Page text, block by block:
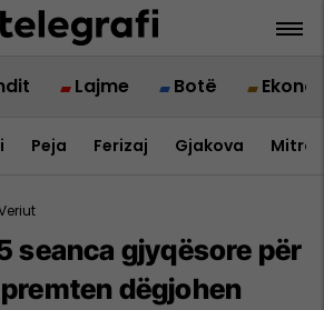
Lajme Botë
Peja Ferizaj Gjakova
seanca gjyqësore për
dëgjohen